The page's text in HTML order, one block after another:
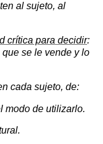
al sujeto, al
crítica para decidir:
se le vende y lo
cada sujeto, de:
modo de utilizarlo.